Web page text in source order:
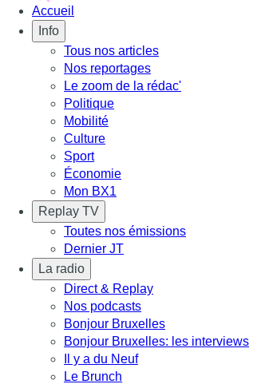
Accueil
Info
Tous nos articles
Nos reportages
Le zoom de la rédac'
Politique
Mobilité
Culture
Sport
Économie
Mon BX1
Replay TV
Toutes nos émissions
Dernier JT
La radio
Direct & Replay
Nos podcasts
Bonjour Bruxelles
Bonjour Bruxelles: les interviews
Il y a du Neuf
Le Brunch